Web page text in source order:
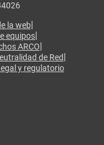
la web|
equipos|
ARCO|
de Red|
y regulatorio